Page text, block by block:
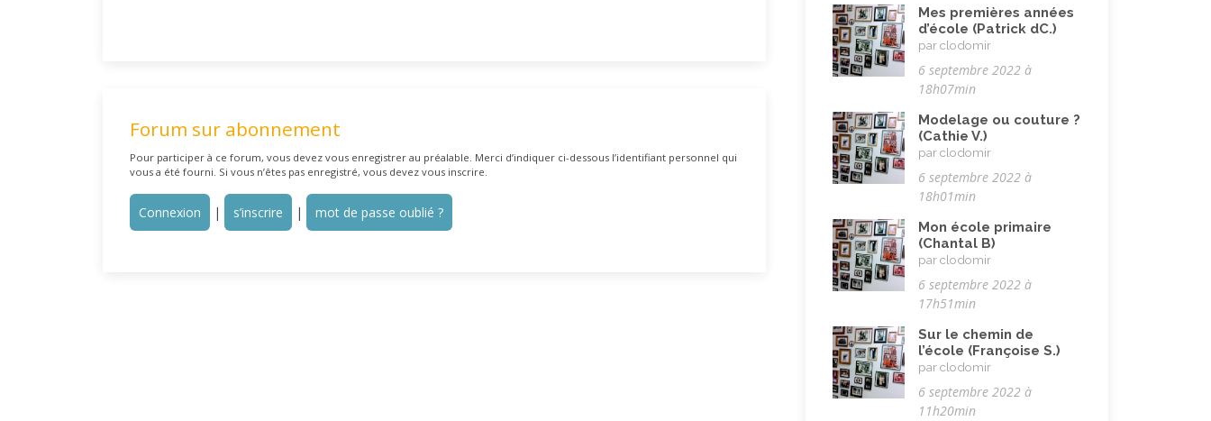
Forum sur abonnement
Pour participer à ce forum, vous devez vous enregistrer au préalable. Merci d’indiquer ci-dessous l’identifiant personnel qui
vous a été fourni. Si vous n’êtes pas enregistré, vous devez vous inscrire.
Connexion | s’inscrire | mot de passe oublié ?
Religion, valeurs et éthique (33)
Rencontres interculturelles
Retraite (4)
Rêves (12)
Solidarité (24)
Solitude (8)
Technologie (évolution)
Travail (102)
Vacances (19)
Vie quotidienne (44)
Vieillissement (20)
Voyages (38)
Mes premières années
d’école (Patrick dC.)
par clodomir
6 septembre 2022 à
18h07min
Modelage ou couture ?
(Cathie V.)
par clodomir
6 septembre 2022 à
18h01min
Mon école primaire
(Chantal B)
par clodomir
6 septembre 2022 à
17h51min
Sur le chemin de
l’école (Françoise S.)
par clodomir
6 septembre 2022 à
11h20min